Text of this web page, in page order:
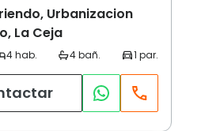
Urbanizacion
La Ceja